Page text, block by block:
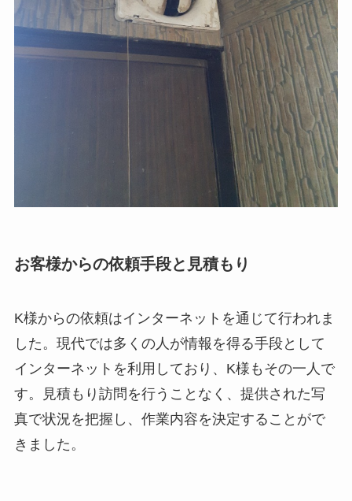
お客様からの依頼手段と見積もり
K様からの依頼はインターネットを通じて行われま
した。現代では多くの人が情報を得る手段として
インターネットを利用しており、K様もその一人で
す。見積もり訪問を行うことなく、提供された写
真で状況を把握し、作業内容を決定することがで
きました。